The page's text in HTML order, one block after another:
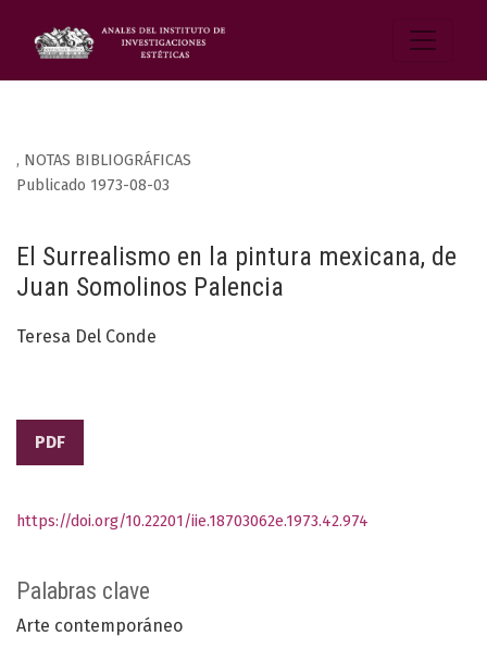
, NOTAS BIBLIOGRÁFICAS
El Surrealismo en la pintura mexicana, de
Juan Somolinos Palencia
Publicado 1973-08-03
Teresa Del Conde
PDF
Palabras clave
Arte contemporáneo
https://doi.org/10.22201/iie.18703062e.1973.42.974